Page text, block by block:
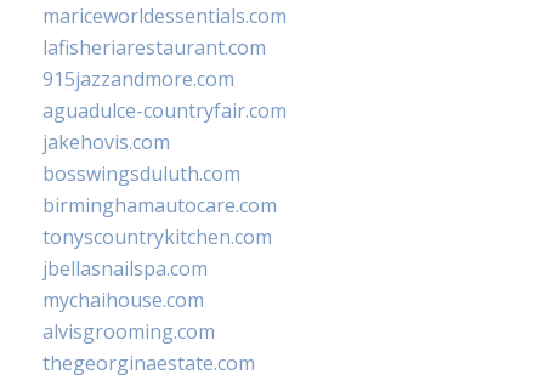
mariceworldessentials.com
lafisheriarestaurant.com
915jazzandmore.com
aguadulce-countryfair.com
jakehovis.com
bosswingsduluth.com
birminghamautocare.com
tonyscountrykitchen.com
jbellasnailspa.com
mychaihouse.com
alvisgrooming.com
thegeorginaestate.com